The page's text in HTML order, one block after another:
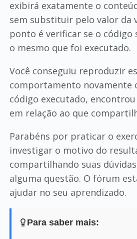
exibirá exatamente o
sem substituir pelo valor da
ponto é verificar se o código
o mesmo que foi executado.
Você conseguiu reproduzir
comportamento novamente
código executado,
em relação ao que
Parabéns por praticar o
investigar o motivo do
compartilhando suas
alguma questão. O fórum
ajudar no seu aprendizado.
Para saber mais: